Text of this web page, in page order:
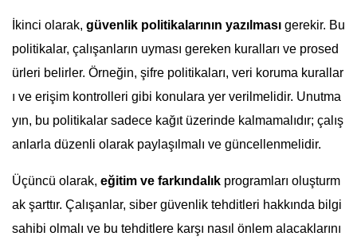
İkinci olarak, güvenlik politikalarının yazılması gerekir. Bu
politikalar, çalışanların uyması gereken kuralları ve prosed
ürleri belirler. Örneğin, şifre politikaları, veri koruma kurallar
ı ve erişim kontrolleri gibi konulara yer verilmelidir. Unutma
yın, bu politikalar sadece kağıt üzerinde kalmamalıdır; çalış
anlarla düzenli olarak paylaşılmalı ve güncellenmelidir.
Üçüncü olarak, eğitim ve farkındalık programları oluşturm
ak şarttır. Çalışanlar, siber güvenlik tehditleri hakkında bilgi
sahibi olmalı ve bu tehditlere karşı nasıl önlem alacaklarını